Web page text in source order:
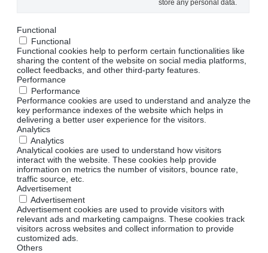
store any personal data.
Functional
Functional
Functional cookies help to perform certain functionalities like
sharing the content of the website on social media platforms,
collect feedbacks, and other third-party features.
Performance
Performance
Performance cookies are used to understand and analyze the
key performance indexes of the website which helps in
delivering a better user experience for the visitors.
Analytics
Analytics
Analytical cookies are used to understand how visitors
interact with the website. These cookies help provide
information on metrics the number of visitors, bounce rate,
traffic source, etc.
Advertisement
Advertisement
Advertisement cookies are used to provide visitors with
relevant ads and marketing campaigns. These cookies track
visitors across websites and collect information to provide
customized ads.
Others